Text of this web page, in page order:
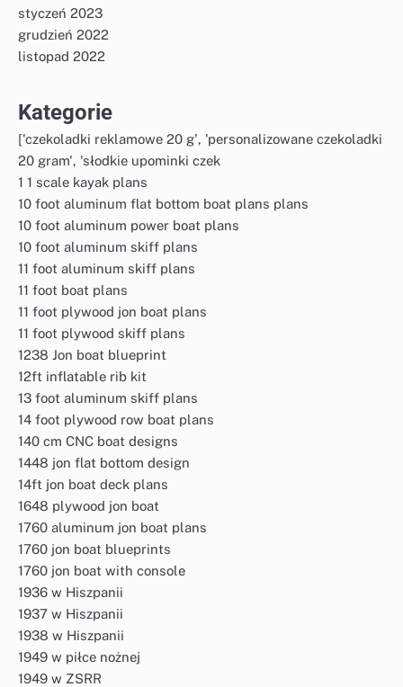
styczeń 2023
grudzień 2022
listopad 2022
Kategorie
['czekoladki reklamowe 20 g', 'personalizowane czekoladki
20 gram', 'słodkie upominki czek
1 1 scale kayak plans
10 foot aluminum flat bottom boat plans plans
10 foot aluminum power boat plans
10 foot aluminum skiff plans
11 foot aluminum skiff plans
11 foot boat plans
11 foot plywood jon boat plans
11 foot plywood skiff plans
1238 Jon boat blueprint
12ft inflatable rib kit
13 foot aluminum skiff plans
14 foot plywood row boat plans
140 cm CNC boat designs
1448 jon flat bottom design
14ft jon boat deck plans
1648 plywood jon boat
1760 aluminum jon boat plans
1760 jon boat blueprints
1760 jon boat with console
1936 w Hiszpanii
1937 w Hiszpanii
1938 w Hiszpanii
1949 w piłce nożnej
1949 w ZSRR